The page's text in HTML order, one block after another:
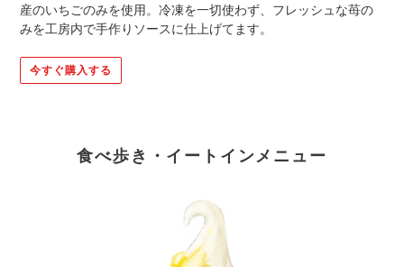
産のいちごのみを使用。冷凍を一切使わず、フレッシュな苺の
みを工房内で手作りソースに仕上げてます。
今すぐ購入する
食べ歩き・イートインメニュー